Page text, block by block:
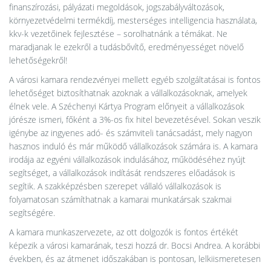
finanszírozási, pályázati megoldások, jogszabályváltozások,
környezetvédelmi termékdíj, mesterséges intelligencia használata,
kkv-k vezetőinek fejlesztése – sorolhatnánk a témákat. Ne
maradjanak le ezekről a tudásbővítő, eredményességet növelő
lehetőségekről!
A városi kamara rendezvényei mellett egyéb szolgáltatásai is fontos
lehetőséget biztosíthatnak azoknak a vállalkozásoknak, amelyek
élnek vele. A Széchenyi Kártya Program előnyeit a vállalkozások
jórésze ismeri, főként a 3%-os fix hitel bevezetésével. Sokan veszik
igénybe az ingyenes adó- és számviteli tanácsadást, mely nagyon
hasznos induló és már működő vállalkozások számára is. A kamara
irodája az egyéni vállalkozások indulásához, működéséhez nyújt
segítséget, a vállalkozások indítását rendszeres előadások is
segítik. A szakképzésben szerepet vállaló vállalkozások is
folyamatosan számíthatnak a kamarai munkatársak szakmai
segítségére.
A kamara munkaszervezete, az ott dolgozók is fontos értékét
képezik a városi kamarának, teszi hozzá dr. Bocsi Andrea. A korábbi
években, és az átmenet időszakában is pontosan, lelkiismeretesen